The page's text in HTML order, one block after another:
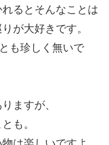
るとそんなことは
が大好きです。
も珍しく無いで
ますが、
も。